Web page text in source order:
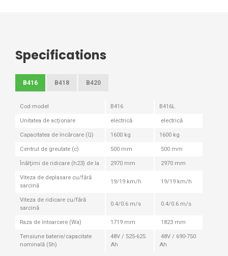
Specifications
B416 B418 B420
Cod model B416 B416L
Unitatea de acționare electrică electrică
Capacitatea de încărcare (Q) 1600 kg 1600 kg
Centrul de greutate (c) 500 mm 500 mm
Înălţimi de ridicare (h23) de la 2970 mm 2970 mm
Viteza de deplasare cu/fără
sarcină
19/19 km/h 19/19 km/h
Viteza de ridicare cu/fără
sarcină
0.4/0.6 m/s 0.4/0.6 m/s
Raza de întoarcere (Wa) 1719 mm 1823 mm
Tensiune baterie/capacitate
nominală (5h)
48V / 525-625
Ah
48V / 690-750
Ah